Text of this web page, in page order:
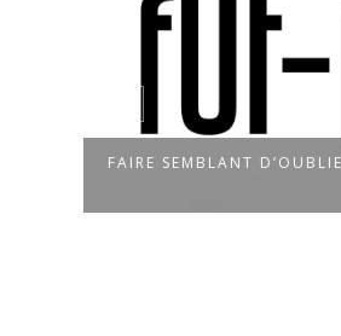
FAIRE SEMBLANT D’OUBLIER